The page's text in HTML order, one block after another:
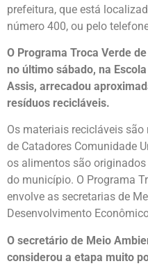
prefeitura, que está
número 400, ou pelo
O Programa Troca Verde
no último sábado, na
Assis, arrecadou
resíduos recicláveis.
Os materiais recicláveis
de Catadores Comunidade
os alimentos são
do município. O Programa
envolve as secretarias de
Desenvolvimento
O secretário de Meio
considerou a etapa muito